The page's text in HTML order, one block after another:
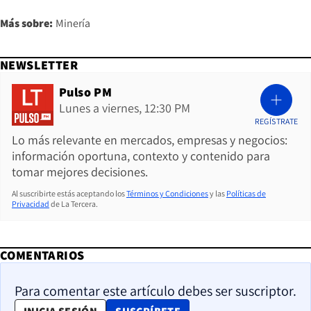
Más sobre: Minería
NEWSLETTER
Pulso PM
Lunes a viernes, 12:30 PM
Lo más relevante en mercados, empresas y negocios:
información oportuna, contexto y contenido para
tomar mejores decisiones.
REGÍSTRATE
Al suscribirte estás aceptando losTérminos y Condicionesy las Políticas de
Privacidad de La Tercera.
COMENTARIOS
Para comentar este artículo debes ser suscriptor.